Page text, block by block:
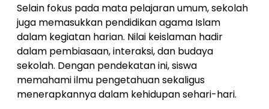
Selain fokus pada mata pelajaran umum, sekolah
juga memasukkan pendidikan agama Islam
dalam kegiatan harian. Nilai keislaman hadir
dalam pembiasaan, interaksi, dan budaya
sekolah. Dengan pendekatan ini, siswa
memahami ilmu pengetahuan sekaligus
menerapkannya dalam kehidupan sehari-hari.